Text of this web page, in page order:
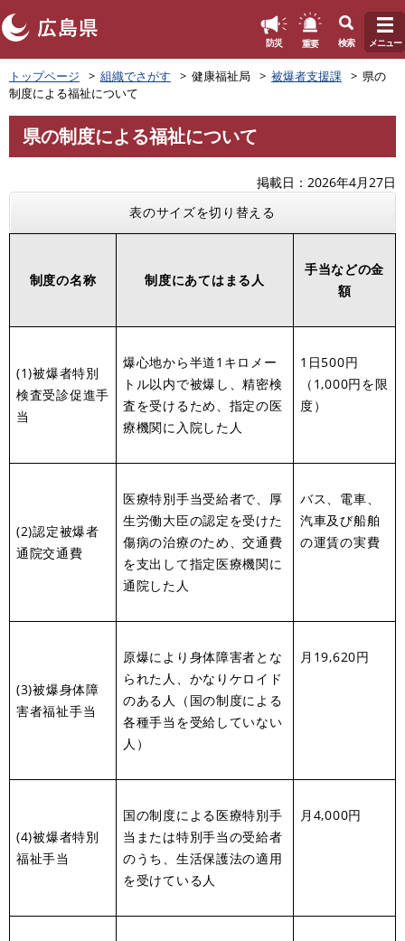
ペ
ー
ジ
の
頭
す
防災 重要 検索 メニュー
トップページ 組織でさがす 健康福祉局 被爆者支援課
県の
制度による福祉について
文
県の制度による福祉について
掲載日
2026年4月27日
表のサイズを切り替える
制度の名称 制度にあてはまる人
手当などの金
額
(1)被爆者特別
検査受診促進手
当
爆心地から半道1キロメー
トル以内で被爆し、精密検
査を受けるため、指定の医
療機関に入院した人
1日500円
（1,000円を限
度）
(2)認定被爆者
通院交通費
医療特別手当受給者で、厚
生労働大臣の認定を受けた
傷病の治療のため、交通費
を支出して指定医療機関に
通院した人
バス、電車、
汽車及び船舶
の運賃の実費
(3)被爆身体障
害者福祉手当
原爆により身体障害者とな
られた人、かなりケロイド
のある人（国の制度による
各種手当を受給していない
人）
月19,620円
(4)被爆者特別
福祉手当
国の制度による医療特別手
当または特別手当の受給者
のうち、生活保護法の適用
を受けている人
月4,000円